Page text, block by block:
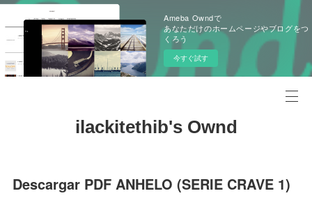
Ameba Owndで
あなただけのホームページやブログをつ
くろう
今すぐ試す
ilackitethib's Ownd
Descargar PDF ANHELO (SERIE CRAVE 1)